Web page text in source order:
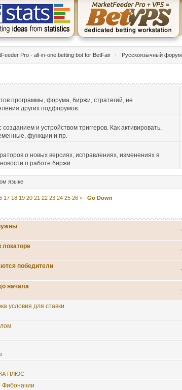
Pro - all-in-one betting bot for BetFair / Русскоязычный форум
программы, форума, биржи, стратегий, не
других подфорумов.
и устройством триггеров. Как активировать,
функции и пр.
о новых версиях, исправлениях, изменениях в
о работе биржи.
языке
17 18 19 20 21 22 23 24 25 26 » Go Down
победители
начала
условия для ставки
ПЛЮС
Фибоначии